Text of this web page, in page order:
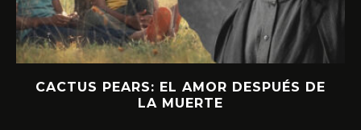
CACTUS PEARS: EL AMOR DESPUÉS DE
LA MUERTE